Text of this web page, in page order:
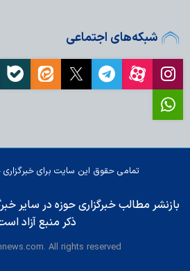
شبکه‌های اجتماعی
تمامی حقوق این سایت برای
بازنشر مطالب خبرگزاری حوزه در سایر
ذکر منبع آزاد
All rights reserved